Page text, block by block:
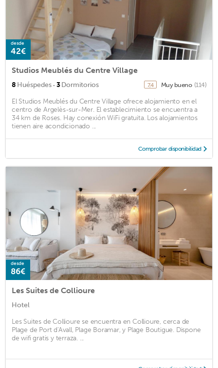
desde
42€
Studios Meublés du Centre Village
8 Huéspedes · 3Dormitorios 7,4 Muy bueno (114)
El Studios Meublés du Centre Village ofrece alojamiento en el
centro de Argelès-sur-Mer. El establecimiento se encuentra a
34 km de Roses. Hay conexión WiFi gratuita. Los alojamientos
tienen aire acondicionado ...
Comprobar disponibilidad
desde
86€
Les Suites de Collioure
Hotel
Les Suites de Collioure se encuentra en Collioure, cerca de
Plage de Port d'Avall, Plage Boramar, y Plage Boutigue. Dispone
de wifi gratis y terraza. ...